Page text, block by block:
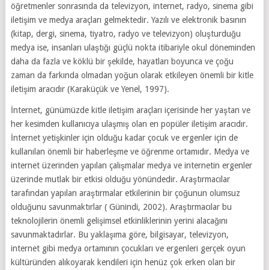
öğretmenler sonrasında da televizyon, internet, radyo, sinema gibi
iletişim ve medya araçları gelmektedir. Yazılı ve elektronik basının
(kitap, dergi, sinema, tiyatro, radyo ve televizyon) oluşturduğu
medya ise, insanları ulaştığı güçlü nokta itibariyle okul döneminden
daha da fazla ve köklü bir şekilde, hayatları boyunca ve çoğu
zaman da farkında olmadan yoğun olarak etkileyen önemli bir kitle
iletişim aracıdır (Karaküçük ve Yenel, 1997).
İnternet, günümüzde kitle iletişim araçları içerisinde her yaştan ve
her kesimden kullanıcıya ulaşmış olan en popüler iletişim aracıdır.
İnternet yetişkinler için olduğu kadar çocuk ve ergenler için de
kullanılan önemli bir haberleşme ve öğrenme ortamıdır. Medya ve
internet üzerinden yapılan çalışmalar medya ve internetin ergenler
üzerinde mutlak bir etkisi olduğu yönündedir. Araştırmacılar
tarafından yapılan araştırmalar etkilerinin bir çoğunun olumsuz
olduğunu savunmaktırlar ( Günindi, 2002). Araştırmacılar bu
teknolojilerin önemli gelişimsel etkinliklerinin yerini alacağını
savunmaktadırlar. Bu yaklaşıma göre, bilgisayar, televizyon,
internet gibi medya ortamının çocukları ve ergenleri gerçek oyun
kültüründen alıkoyarak kendileri için henüz çok erken olan bir